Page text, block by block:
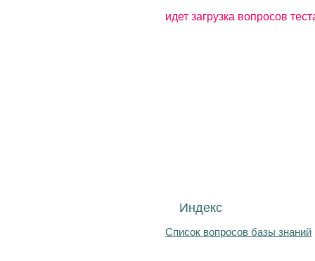
идет загрузка вопросов
Индекс
Список вопросов базы знаний